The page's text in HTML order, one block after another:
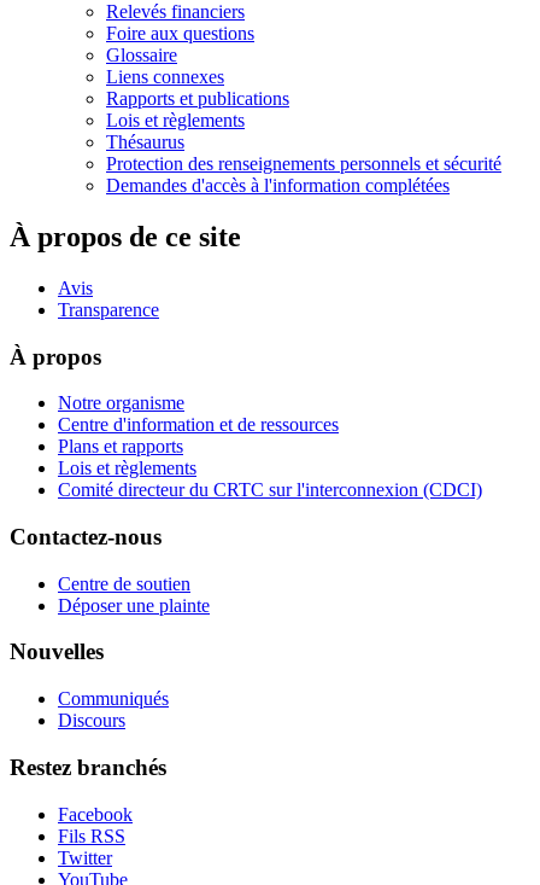
Relevés financiers
Foire aux questions
Glossaire
Liens connexes
Rapports et publications
Lois et règlements
Thésaurus
Protection des renseignements personnels et sécurité
Demandes d'accès à l'information complétées
À propos de ce site
Avis
Transparence
À propos
Notre organisme
Centre d'information et de ressources
Plans et rapports
Lois et règlements
Comité directeur du CRTC sur l'interconnexion (CDCI)
Contactez-nous
Centre de soutien
Déposer une plainte
Nouvelles
Communiqués
Discours
Restez branchés
Facebook
Fils RSS
Twitter
YouTube